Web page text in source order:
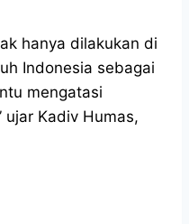
hanya dilakukan di
Indonesia sebagai
mengatasi
ujar Kadiv Humas,